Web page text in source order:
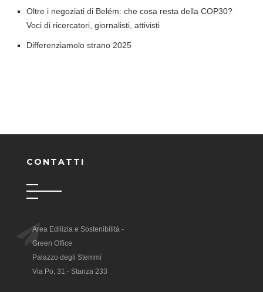
Oltre i negoziati di Belém: che cosa resta della COP30?
Voci di ricercatori, giornalisti, attivisti
Differenziamolo strano 2025
CONTATTI
Area Edilizia e Sostenibilità -
Green Office
Palazzo degli Stemmi
Via Po, 31 - Stanza 233